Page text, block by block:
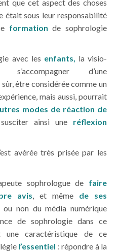
que cet aspect des choses
était sous leur responsabilité
formation de sophrologie
avec les enfants, la visio-
s’accompagner d’une
être considérée comme un
mais aussi, pourrait
modes de réaction de
ainsi une réflexion
avérée très prisée par les
sophrologue de faire
avis, et même de ses
non du média numérique
de sophrologie dans ce
caractéristique de ce
l’essentiel : répondre à la